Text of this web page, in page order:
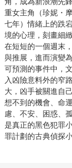
重女主角（珍妮・
七年）情緒上的跌
境的心理，刻畫細
在短短的一個週末
與推展，進而演變
可預測的事件中，
入凶險意料外的窄
大，凶手被關進自
想不到的機會、命
慮、不安、困惑、
是真正的黑色犯罪
罪計劃的古典偵探